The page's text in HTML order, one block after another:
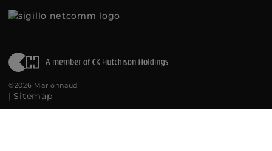
©2026 Marionnaud
| Sitemap